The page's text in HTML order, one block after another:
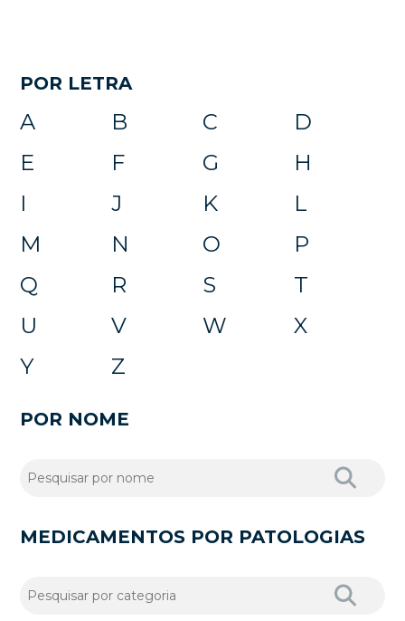
POR LETRA
A B C
D
E
F G
H
I
J K
L
M
N O
P
Q
R S
T
U
V W
X
Y
Z
POR NOME
MEDICAMENTOS POR PATOLOGIAS